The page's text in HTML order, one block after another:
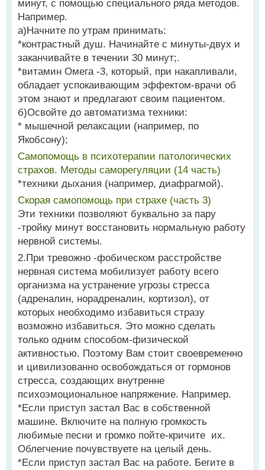
минут, с помощью специального ряда методов.
Например.
а)Начните по утрам принимать:
*контрастный душ. Начинайте с минуты-двух и
заканчивайте в течении 30 минут;.
*витамин Омега -3, который, при накапливали,
обладает успокаивающим эффектом-врачи об
этом знают и предлагают своим пациентом.
б)Освойте до автоматизма техники:
* мышечной релаксации (например, по
Якобсону);
Самопомощь в психотерапии патологических
страхов. Методы саморегуляции (14 часть)
*техники дыхания (например, диафрагмой).
Скорая самопомощь при страхе (часть 3)
Эти техники позволяют буквально за пару
-тройку минут восстановить нормальную работу
нервной системы.
2.При тревожно -фобическом расстройстве
нервная система мобилизует работу всего
организма на устранение угрозы стресса
(адреналин, норадреналин, кортизол), от
которых необходимо избавиться стразу
возможно избавиться. Это можно сделать
только одним способом-физической
активностью. Поэтому Вам стоит своевременно
и цивилизованно освобождаться от гормонов
стресса, создающих внутренне
психоэмоциональное напряжение. Например.
*Если приступ застал Вас в собственной
машине. Включите на полную громкость
любимые песни и громко пойте-кричите их.
Облегчение почувствуете на целый день.
*Если приступ застал Вас на работе. Бегите в